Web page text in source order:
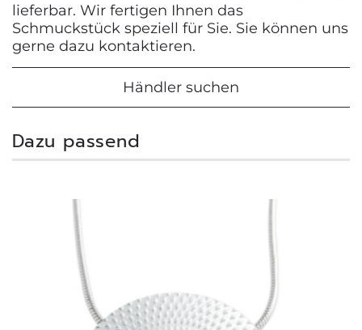
lieferbar. Wir fertigen Ihnen das
Schmuckstück speziell für Sie. Sie können uns
gerne dazu kontaktieren.
Händler suchen
Dazu passend